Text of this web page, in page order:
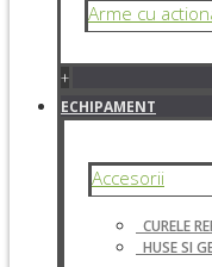
Arme cu
+
ECHIPAMENT
Accesorii
CURELE
HUSE SI